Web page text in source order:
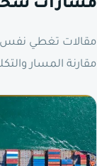
مسارات شحن
مقالات تغطي نفس
مقارنة المسار